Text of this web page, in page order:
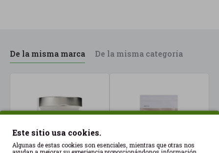
cambiantes.
De la misma marca De la misma categoría
Este sitio usa cookies.
Algunas de estas cookies son esenciales, mientras que otras nos